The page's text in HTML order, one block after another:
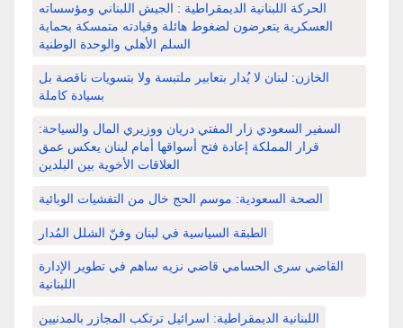
الحركة اللبنانية الديمقراطية : الجيش اللبناني ومؤسساته
العسكرية يتعرضون لضغوط هائلة وقيادته متمسكة بحماية
السلم الأهلي والوحدة الوطنية
الخازن: لبنان لا يُدار بتعابير ملتبسة ولا بتسويات ناقصة بل
بسيادة كاملة
السفير السعودي زار المفتي دريان ووزيري المال والسياحة:
قرار المملكة إعادة فتح أسواقها أمام لبنان يعكس عمق
العلاقات الأخوية بين البلدين
الصحة السعودية: موسم الحج خال من التفشيات الوبائية
الطبقة السياسية في لبنان وفنّ الشلل المُدار
القاضي سرى الحسامي قاضي نزيه ساهم في تطوير الإدارة
اللبنانية
اللبنانية الديمقراطية: اسرائيل ترتكب المجازر بالمدنيين